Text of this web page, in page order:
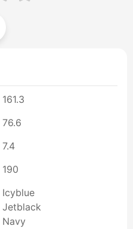
161.3
76.6
7.4
190
Icyblue
Jetblack
Navy